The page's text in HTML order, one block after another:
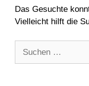
Das Gesuchte
Vielleicht hilft die